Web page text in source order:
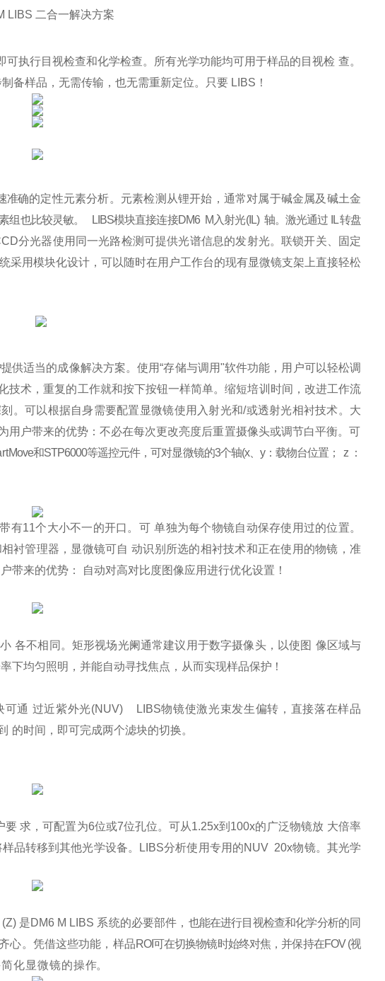
可执行目视检查和化学检查。所有光学功能均可用于样品的目视检 查。
备样品，无需传输，也无需重新定位。只要 LIBS ！
准确的定性元素分析。元素检测从锂开始，通常对属于碱金属及 碱土金
组也比较灵敏。 LIBS模块直接连接DM6 M 入射光(IL) 轴。激光通过 IL转盘
分光器使用同一光路检测可提供光谱信息的发射光。联锁开关、固定
采用模块化设计，可以随时在用户工作台的现有显微镜支架上直接轻松
供适当的成像解决方案。使用“存储与调用"软件功能，用户可以轻松调
技术，重复的工作就和按下按钮一样简单。缩短培训时间，改进工作流
。 可以根据自身需要配置显微镜使用入射光和/或透射光相衬技术。大
用户带来的优势：不必在每次更改亮度后重置摄像头或调节白平衡。可
Move和STP6000等遥控元件，可对显微镜的3个轴(x、 y：载物台位置； z ：
有11个大小不一的开口。可 单独为每个物镜自动保存使用过的位置。
衬管理器，显微镜可自 动识别所选的相衬技术和正在使用的物镜，准
带来的优势： 自动对高对比度图像应用进行优化设置！
各不相同。矩形视场光阑通常建议用于数字摄像头，以使图 像区域与
下均匀照明，并能自动寻找焦点，从而实现样品保护！
可通 过近紫外光(NUV) LIBS物镜使激光束发生偏转，直接落在样品
的时间，即可完成两个滤块的切换。
要 求，可配置为6位或7位孔位。可从1.25x到 100x的广泛物镜放 大倍率
品转移到其他光学设备。 LI BS分析使用专用的NUV 20x物镜。其光学
(Z) 是DM6 M LIBS 系统的必要部件， 也能在进行目视检查和化学分析的同
心。凭借这些功能，样品ROI可在切换物镜时始终对焦，并保持在FOV (视
化显微镜的操作。